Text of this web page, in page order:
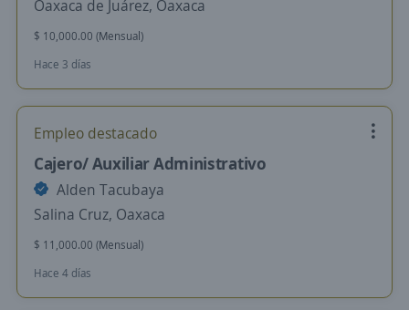
Oaxaca de Juárez, Oaxaca
$ 10,000.00 (Mensual)
Hace 3 días
Empleo destacado
Cajero/ Auxiliar Administrativo
Alden Tacubaya
Salina Cruz, Oaxaca
$ 11,000.00 (Mensual)
Hace 4 días